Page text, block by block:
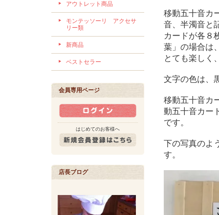
アウトレット商品
モンテッソーリ アクセサ
リー類
新商品
ベストセラー
会員専用ページ
はじめてのお客様へ
店長ブログ
移動五十音カ
音、半濁音と
カードが各８
葉」の場合は
とても楽しく
文字の色は、
移動五十音カ
動五十音カー
です。
下の写真のよ
す。